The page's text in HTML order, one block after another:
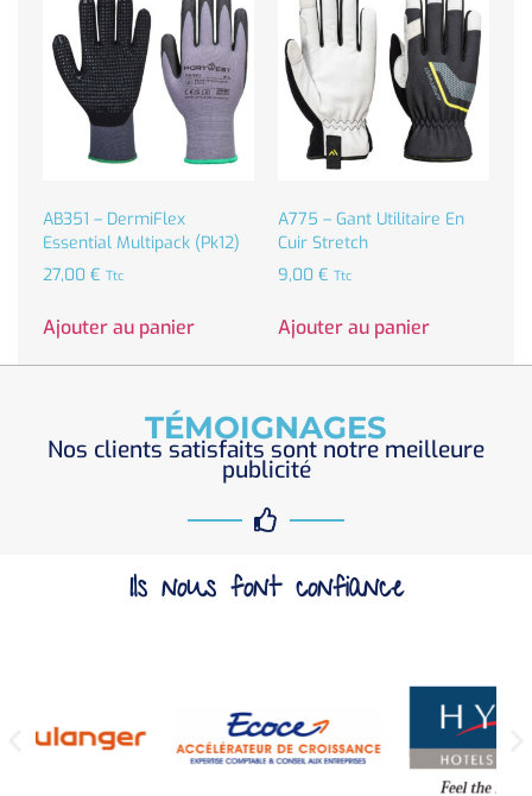
AB351 – DermiFlex
Essential Multipack (Pk12)
27,00 € Ttc
Ajouter au panier
A775 – Gant Utilitaire En
Cuir Stretch
9,00 € Ttc
Ajouter au panier
TÉMOIGNAGES
Nos clients satisfaits sont notre meilleure
publicité
Ils nous font confiance